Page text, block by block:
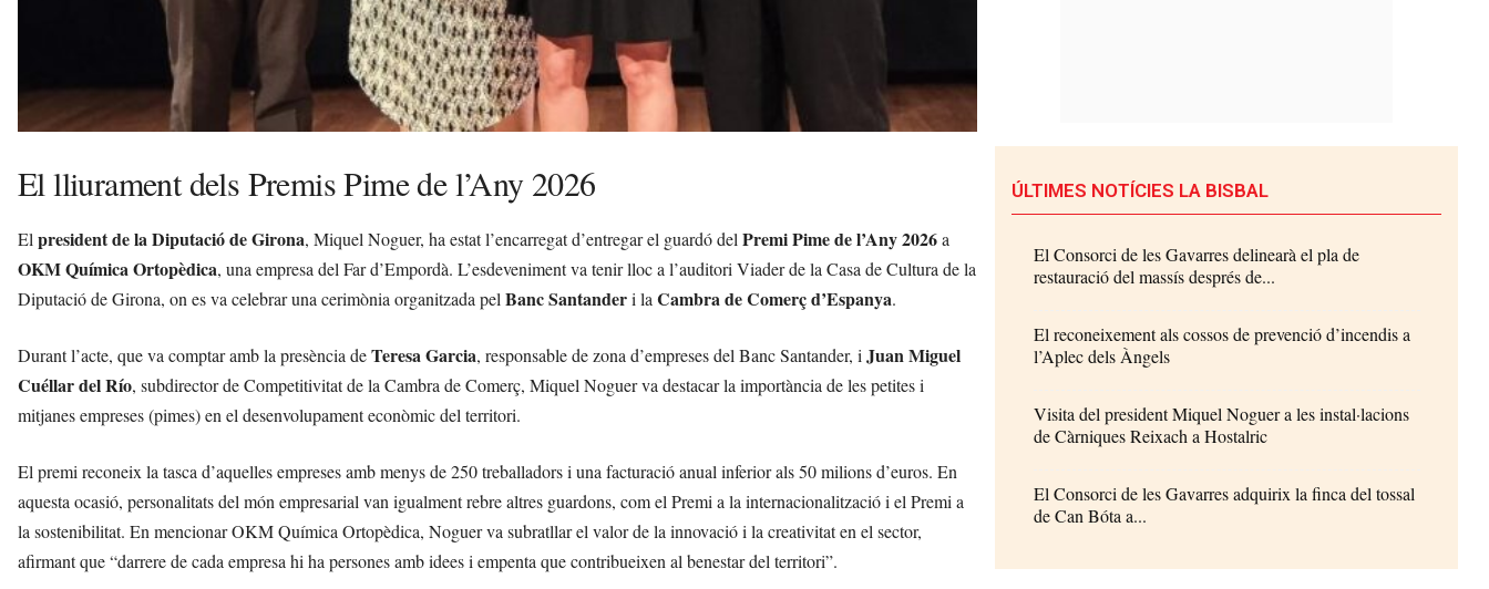
El lliurament dels Premis Pime de l’Any 2026
El president de la Diputació de Girona, Miquel Noguer, ha estat l’encarregat d’entregar el guardó del Premi Pime de l’Any 2026a
OKM Química Ortopèdica, una empresa del Far d’Empordà. L’esdeveniment va tenir lloc a l’auditori Viader de la Casa de Cultura de la
Diputació de Girona, on es va celebrar una cerimònia organitzada pel Banc Santanderi la Cambra de Comerç d’Espanya.
Durant l’acte, que va comptar amb la presència deTeresa Garcia, responsable de zona d’empreses del Banc Santander, i Juan Miguel
Cuéllar del Río, subdirector de Competitivitat de la Cambra de Comerç, Miquel Noguer va destacar la importància de les petites i
mitjanes empreses (pimes) en el desenvolupament econòmic del territori.
El premi reconeix la tasca d’aquelles empreses amb menys de 250 treballadors i una facturació anual inferior als 50 milions d’euros. En
aquesta ocasió, personalitats del món empresarial van igualment rebre altres guardons, com el Premi a la internacionalització i el Premi a
la sostenibilitat. En mencionar OKM Química Ortopèdica, Noguer va subratllar el valor de la innovació i la creativitat en el sector,
afirmant que “darrere de cada empresa hi ha persones amb idees i empenta que contribueixen al benestar del territori”.
ÚLTIMES NOTÍCIES LA BISBAL
El Consorci de les Gavarres delinearà el pla de
restauració del massís després de...
El reconeixement als cossos de prevenció d’incendis a
l’Aplec dels Àngels
Visita del president Miquel Noguer a les instal·lacions
de Càrniques Reixach a Hostalric
El Consorci de les Gavarres adquirix la finca del tossal
de Can Bóta a...